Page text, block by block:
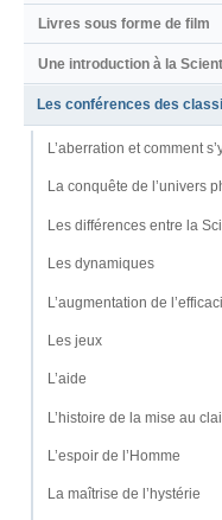
Livres sous forme de film
Une introduction à la
Les conférences des
L’aberration et comment
La conquête de l’univers
Les différences entre la
Les dynamiques
L’augmentation de
Les jeux
L’aide
L’histoire de la mise au
L’espoir de l’Homme
La maîtrise de l’hystérie